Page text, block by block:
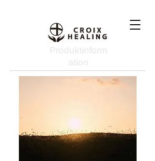
Produktinform
ation